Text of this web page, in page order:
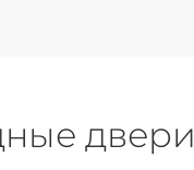
двери